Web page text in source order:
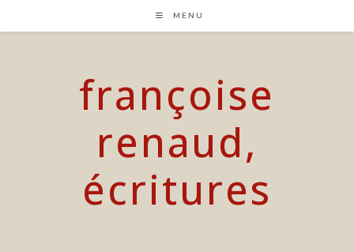
content
MENU
françoise
renaud,
écritures